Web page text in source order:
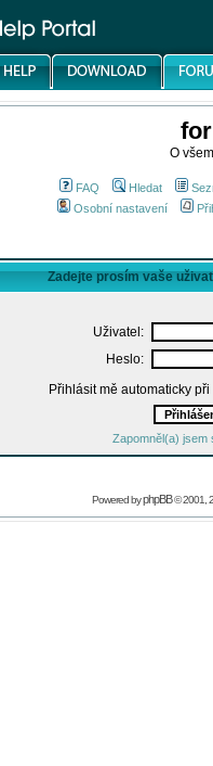
O
FAQ Hledat
Osobní nastavení
Zadejte prosím vaše
Uživatel:
Heslo:
Přihlásit mě automaticky
Zapomněl(a) jsem
Powered byphpBB© 2001,